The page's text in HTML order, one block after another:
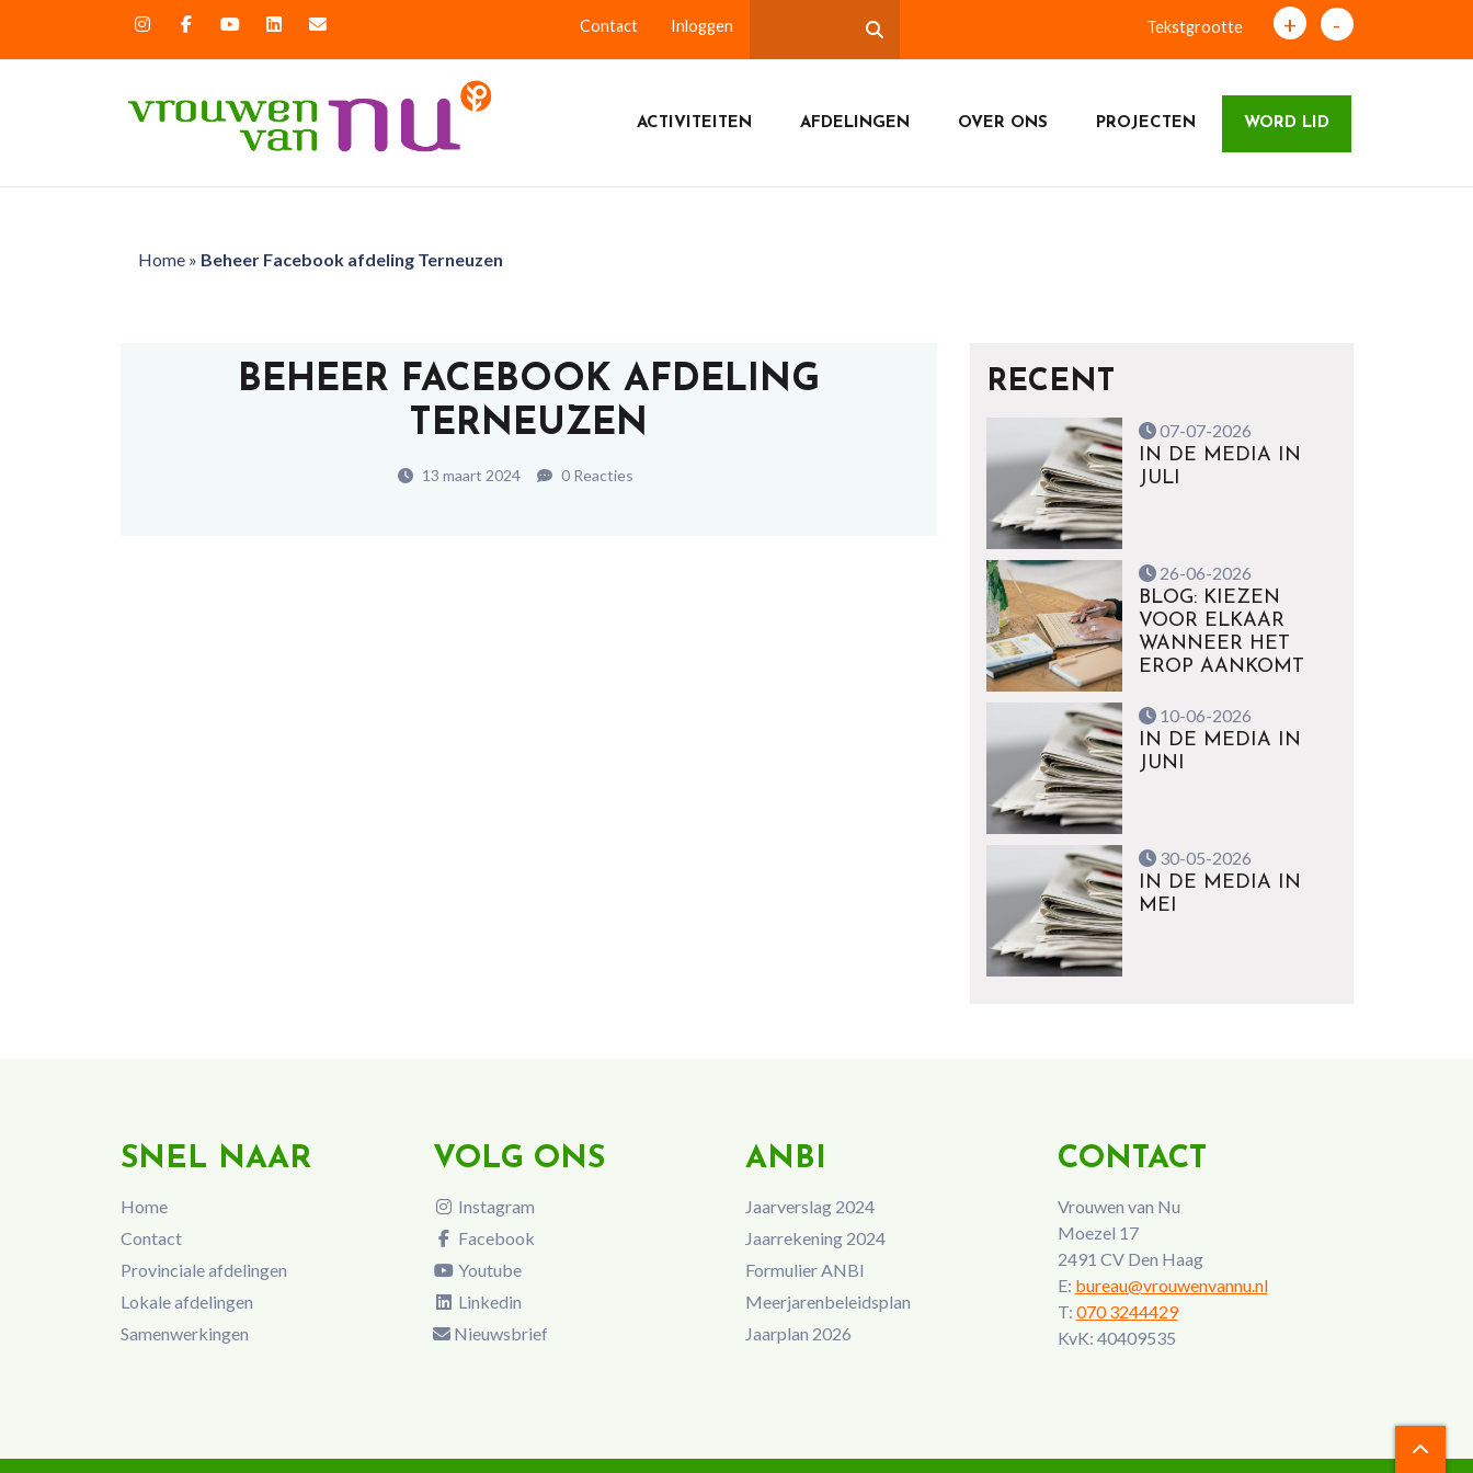
Contact Inloggen Tekstgrootte + -
ACTIVITEITEN AFDELINGEN OVER ONS PROJECTEN WORD LID
Home» Beheer Facebook afdeling Terneuzen
BEHEER FACEBOOK AFDELING
TERNEUZEN
13 maart 2024 0 Reacties
RECENT
07-07-2026
IN DE MEDIA IN
JULI
26-06-2026
BLOG: KIEZEN
VOOR ELKAAR
WANNEER HET
EROP AANKOMT
10-06-2026
IN DE MEDIA IN
JUNI
30-05-2026
IN DE MEDIA IN
MEI
SNEL NAAR
Home
Contact
Provinciale afdelingen
Lokale afdelingen
Samenwerkingen
VOLG ONS
Instagram
Facebook
Youtube
Linkedin
Nieuwsbrief
ANBI
Jaarverslag 2024
Jaarrekening 2024
Formulier ANBI
Meerjarenbeleidsplan
Jaarplan 2026
CONTACT
Vrouwen van Nu
Moezel 17
2491 CV Den Haag
E: bureau@vrouwenvannu.nl
T: 070 3244429
KvK: 40409535